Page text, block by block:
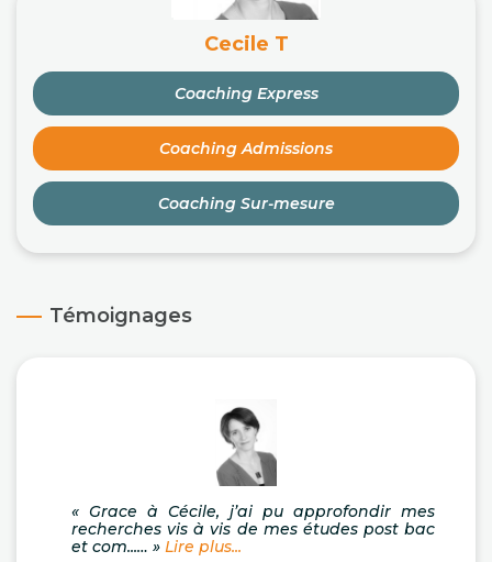
Cecile T
Coaching Express
Coaching Admissions
Coaching Sur-mesure
Témoignages
« Grace à Cécile, j’ai pu approfondir mes
recherches vis à vis de mes études post bac
et com...… » Lire plus...